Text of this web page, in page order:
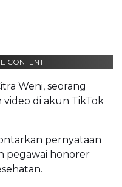
CONTENT
Weni, seorang
di akun TikTok
pernyataan
pegawai honorer